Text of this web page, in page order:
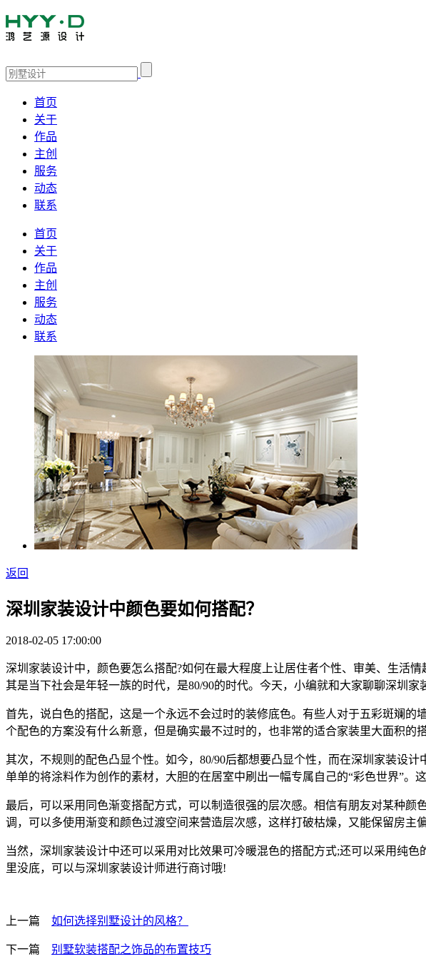
首页
关于
作品
主创
服务
动态
联系
首页
关于
作品
主创
服务
动态
联系
返回
深圳家装设计中颜色要如何搭配？
2018-02-05 17:00:00
深圳家装设计中，颜色要怎么搭配?如何在最大程度上让居住者个性、审美、生活
其是当下社会是年轻一族的时代，是80/90的时代。今天，小编就和大家聊聊深圳家
首先，说白色的搭配，这是一个永远不会过时的装修底色。有些人对于五彩斑斓
个配色的方案没有什么新意，但是确实最不过时的，也非常的适合家装里大面积的搭
其次，不规则的配色凸显个性。如今，80/90后都想要凸显个性，而在深圳家装设
单单的将涂料作为创作的素材，大胆的在居室中刷出一幅专属自己的“彩色世界”。
最后，可以采用同色渐变搭配方式，可以制造很强的层次感。相信有朋友对某种
调，可以多使用渐变和颜色过渡空间来营造层次感，这样打破枯燥，又能保留房主偏
当然，深圳家装设计中还可以采用对比效果可冷暖混色的搭配方式;还可以采用纯
里没底，可以与深圳家装设计师进行商讨哦!
上一篇 如何选择别墅设计的风格？
下一篇 别墅软装搭配之饰品的布置技巧